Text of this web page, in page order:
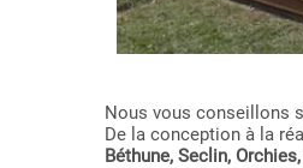
Nous vous conseillons
De la conception à la
Béthune, Seclin,